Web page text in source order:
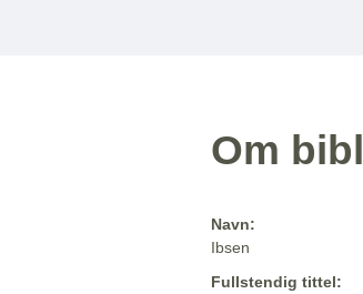
Om
Navn:
Ibsen
Fullstendig tittel: